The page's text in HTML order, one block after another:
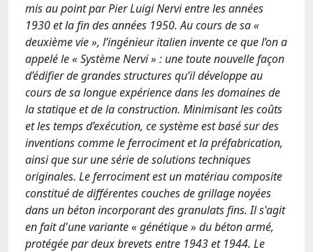
mis au point par Pier Luigi Nervi entre les années
1930 et la fin des années 1950. Au cours de sa «
deuxième vie », l’ingénieur italien invente ce que l’on a
appelé le « Système Nervi » : une toute nouvelle façon
d’édifier de grandes structures qu’il développe au
cours de sa longue expérience dans les domaines de
la statique et de la construction. Minimisant les coûts
et les temps d’exécution, ce système est basé sur des
inventions comme le ferrociment et la préfabrication,
ainsi que sur une série de solutions techniques
originales. Le ferrociment est un matériau composite
constitué de différentes couches de grillage noyées
dans un béton incorporant des granulats fins. Il s'agit
en fait d'une variante « génétique » du béton armé,
protégée par deux brevets entre 1943 et 1944. Le